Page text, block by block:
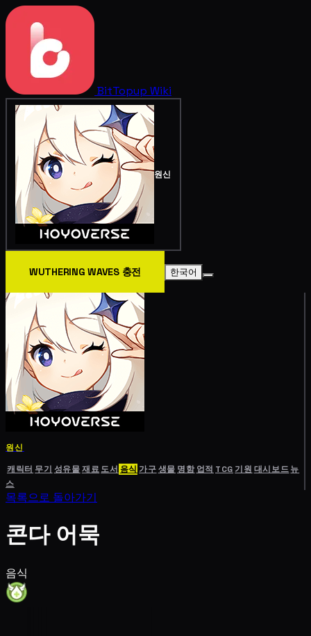
BitTopup Wiki
원신
WUTHERING WAVES 충전 한국어
원신
캐릭터 무기 성유물재료도서 음식 가구생물 명함 업적 TCG기원 대시보드뉴
스
목록으로 돌아가기
콘다 어묵
음식